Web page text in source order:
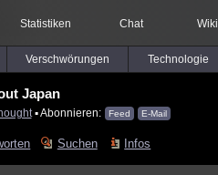
Statistiken Chat Wiki
Verschwörungen Technologie
Japan
▪ Abonnieren: Feed E-Mail
Suchen Infos